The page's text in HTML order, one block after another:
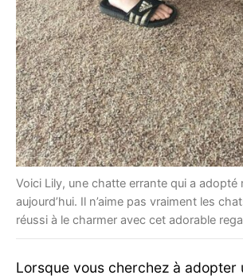
Voici Lily, une chatte errante qui a adopté
aujourd’hui. Il n’aime pas vraiment les
réussi à le charmer avec cet adorable
Lorsque vous cherchez à adopter